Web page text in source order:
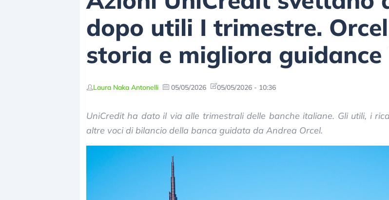
dopo utili I trimestre.
storia e migliora guidance
Laura Naka Antonelli 05/05/2026 05/05/2026 - 10:36
UniCredit ha dato il via alle trimestrali delle banche italiane. Gli utili, i
altre voci di bilancio della banca guidata da Andrea Orcel.